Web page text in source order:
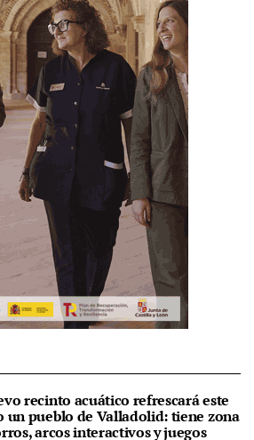
recinto acuático refrescará este
un pueblo de Valladolid: tiene zona
arcos interactivos y juegos